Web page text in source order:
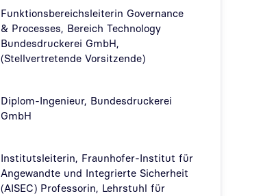
Funktionsbereichsleiterin Governance
& Processes, Bereich Technology
Bundesdruckerei GmbH,
(Stellvertretende Vorsitzende)
Diplom-Ingenieur, Bundesdruckerei
GmbH
Institutsleiterin, Fraunhofer-Institut für
Angewandte und Integrierte Sicherheit
(AISEC) Professorin, Lehrstuhl für